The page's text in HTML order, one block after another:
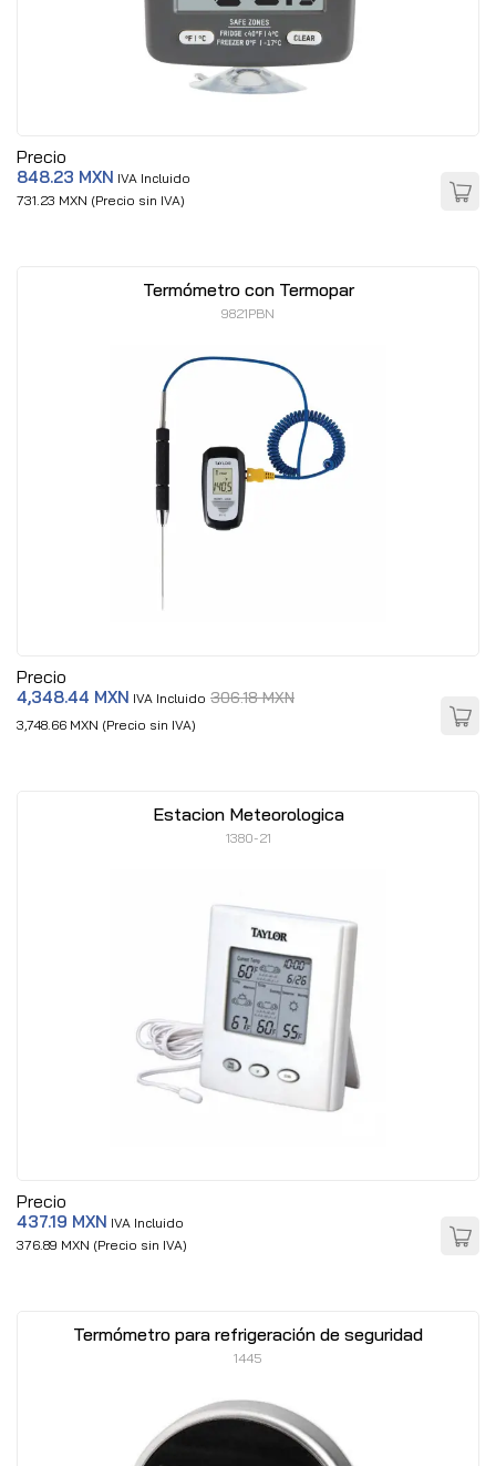
Precio
848.23 MXN IVA Incluido
731.23 MXN (Precio sin IVA)
Termómetro con Termopar
9821PBN
Precio
4,348.44 MXN IVA Incluido 306.18 MXN
3,748.66 MXN (Precio sin IVA)
Estacion Meteorologica
1380-21
Precio
437.19 MXN IVA Incluido
376.89 MXN (Precio sin IVA)
Termómetro para refrigeración de seguridad
1445